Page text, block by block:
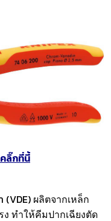
ลิ๊กที่นี้
(VDE) ผลิตจากเหล็ก
ทำให้คีมปากเฉียงตัด